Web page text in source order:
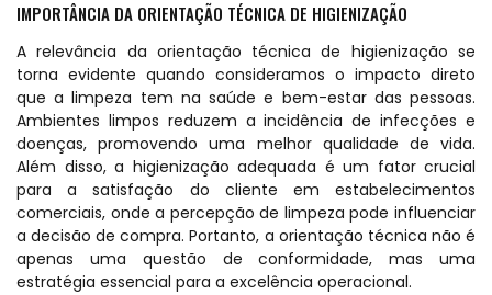
IMPORTÂNCIA DA ORIENTAÇÃO TÉCNICA DE HIGIENIZAÇÃO
A relevância da orientação técnica de higienização se
torna evidente quando consideramos o impacto direto
que a limpeza tem na saúde e bem-estar das pessoas.
Ambientes limpos reduzem a incidência de infecções e
doenças, promovendo uma melhor qualidade de vida.
Além disso, a higienização adequada é um fator crucial
para a satisfação do cliente em estabelecimentos
comerciais, onde a percepção de limpeza pode influenciar
a decisão de compra. Portanto, a orientação técnica não é
apenas uma questão de conformidade, mas uma
estratégia essencial para a excelência operacional.